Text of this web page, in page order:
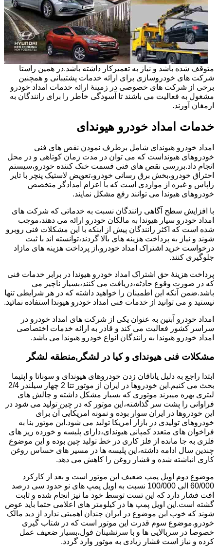
متوقف شده باشد و نیاز به تعمیرکار داشته باشد.در همین راستا
شرکت های خودروسازی برای ارائه خدمات پشتیبانی و همچنین
برخی از شرکت های خصوصی در زمینۀ ارائه خدمات امداد خودرو
مشغول به فعالیت می باشند تا آسودگی خاطر را برای رانندگان به
ارمغان آورند.
خدمات امداد خودرو هیوندای
امداد خودرو هیوندای شامل برطرف نمودن نقص های فنی
خودروهای هیونداست که می توان در مدت زمان کوتاهی و در محل
انجام داد.بررسی نقص های فنی قسمت خنک کننده خودرو،سیستم
احتراق خودرو،بخش برق رسانی خودرو،تعویض لاستیک پنچر با تایر
زاپاس و غیره از مواردی است که با اعزام امدادگر متخصص
خودروهای هیوندا می توانند رفع مشکل نمایند.
با افزایش سطح آگاهی رانندگان نسبت به خدماتی که شرکت های
امداد خودرو سیار هیوندا به مالکان خودرو ارائه می دهند،موجب
شده است که اکثر رانندگان پیش از اینکه با این مشکلات فنی روبرو
شوند و نیاز به پرداخت هزینه های بالا گردند،توانسته اند با ثبت
درخواست خرید اشتراک امداد خودرو،از پرداخت هزینه های مازاد
جلوگیری کنند.
پرداخت هزینۀ حق اشتراک امداد خودرو هیوندا در برابر خدمات فنی
که در صورت وقوع حادثه،دریافت می کنند،بسیار ناچیز می
باشد.ضمن آنکه این اطمینان را خواهید داشته که در هر شرایطی تنها
نیستید و می توانید از خدمات فنی امداد خودرو هیوندا استفاده نمائید.
امداد خودرو آبتین به عنوان یکی از شرکت های امداد خودرو در
سراسر کشور فعالیت می کند و قادر به ارائه خدمات اختصاصی
امداد خودرو هیوندا به رانندگان انواع خودرو هیوندا می باشد.
مشکلات فنی هیوندای و کیا در لشگر,منطقه لشگر
ابتدا راجع به دلیل یاتاقان زدن خودروهای هیوندای و سوناتا و اپتیما
بحث می کنیم.این خودروها در ایران از موتور تتا 2 چهار سیلندر 2/4
لیتری بهره میبرند موتوری که بسیار مشکل داشته و چالش های
فراوانی را پشت سر گذاشته،این موتور که در چین تولید می شود در
این خودروها در ایران سوار بوده و نمونه امریکایی آن برای
خودروهای تولیدی در بازار امریکا تولید می شود.این موتور بنا به
فراخوان های متعدد کمپانی هیوندای،دارای پلیسه و خورده ریز های
فلزی به جا مانده از فلز کاری در خط تولید چین بوده و این موضوع
چندین سال ادامه داشته،این پلیسه ها در مسیر های حساس روغن
کاری انباشته شده و فشار روغن را کاهش می دهد.
موضوع دوم اویل پمپ ضعیف این موتور است و بعد از کارکرد
60/000 الی 100/000 نسبت به اویل پمپ های نو حدود سی درصد
افت فشار دارد که این تست توسط خود ما نیز انجام شده و ثابت
گشته است.این اویل پمپ ها در کیلومتر های اعلامی حتما باید عوض
شوند که خوب این موضوع در ایران چندان اهمیتی ندارد از دید مالک
خودرو.موضوع سوم قدرت این موتور است که در شتاب گیری
خصوصا در سربالایی ها و با سرنشینان فول،بسیار ضعیف عمل
کرده و نیاز است فشار زیادی به موتور وارد گردد.